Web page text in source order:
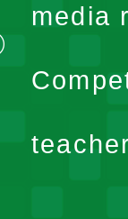
media